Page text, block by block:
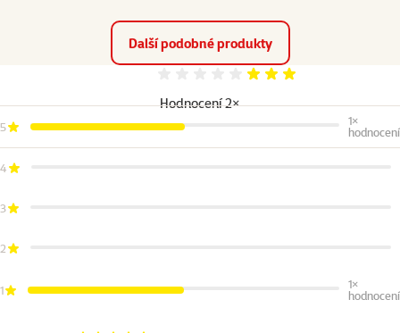
Další podobné produkty
Hodnocení 2×
Hodnocení 60%
5
1×
hodnocení
4
3
2
1
1×
hodnocení